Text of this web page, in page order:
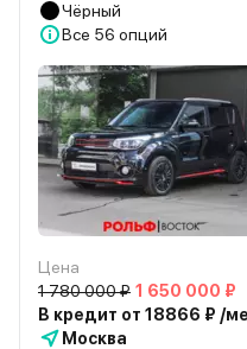
Чёрный
Все 56 опций
Цена
1 780 000 ₽ 1 650 000 ₽
В кредит от 18866 ₽ /
Москва